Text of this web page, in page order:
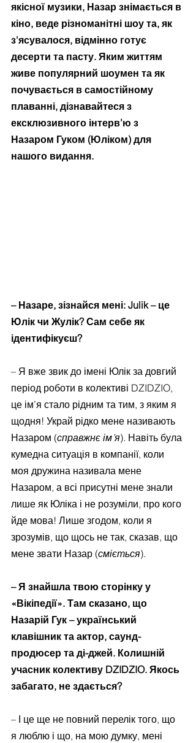
якісної музики, Назар знімається в
кіно, веде різноманітні шоу та, як
з'ясувалося, відмінно готує
десерти та пасту. Яким життям
живе популярний шоумен та як
почувається в самостійному
плаванні, дізнавайтеся з
ексклюзивного інтерв’ю з
Назаром Гуком (Юліком) для
нашого видання.
– Назаре, зізнайся мені: Julik – це
Юлік чи Жулік? Сам себе як
ідентифікуєш?
– Я вже звик до імені Юлік за довгий
період роботи в колективі DZIDZIO,
це ім’я стало рідним та тим, з яким я
щодня! Украй рідко мене називають
Назаром (справжнє ім’я). Навіть була
кумедна ситуація в компанії, коли
моя дружина називала мене
Назаром, а всі присутні мене знали
лише як Юліка і не розуміли, про кого
йде мова! Лише згодом, коли я
зрозумів, що щось не так, сказав, що
мене звати Назар (сміється).
– Я знайшла твою сторінку у
«Вікіпедії». Там сказано, що
Назарій Гук – український
клавішник та актор, саунд-
продюсер та ді-джей. Колишній
учасник колективу DZIDZIO. Якось
забагато, не здається?
– І це ще не повний перелік того, що
я люблю і що, на мою думку, мені